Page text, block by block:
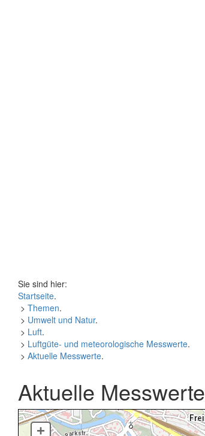
Sie sind hier:
Startseite.
> Themen.
> Umwelt und Natur.
> Luft.
> Luftgüte- und meteorologische Messwerte.
> Aktuelle Messwerte.
Aktuelle Messwerte
+